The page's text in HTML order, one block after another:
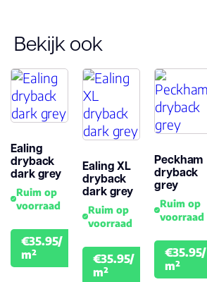
Bekijk ook
Ealing
dryback
dark grey
Ruim op
voorraad
€35.95/
m²
€39.95
Ealing XL
dryback
dark grey
Ruim op
voorraad
€35.95/
m²
€39.95
Peckham
dryback
grey
Ruim op
voorraad
€35.95/
m²